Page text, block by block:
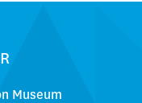
Museum